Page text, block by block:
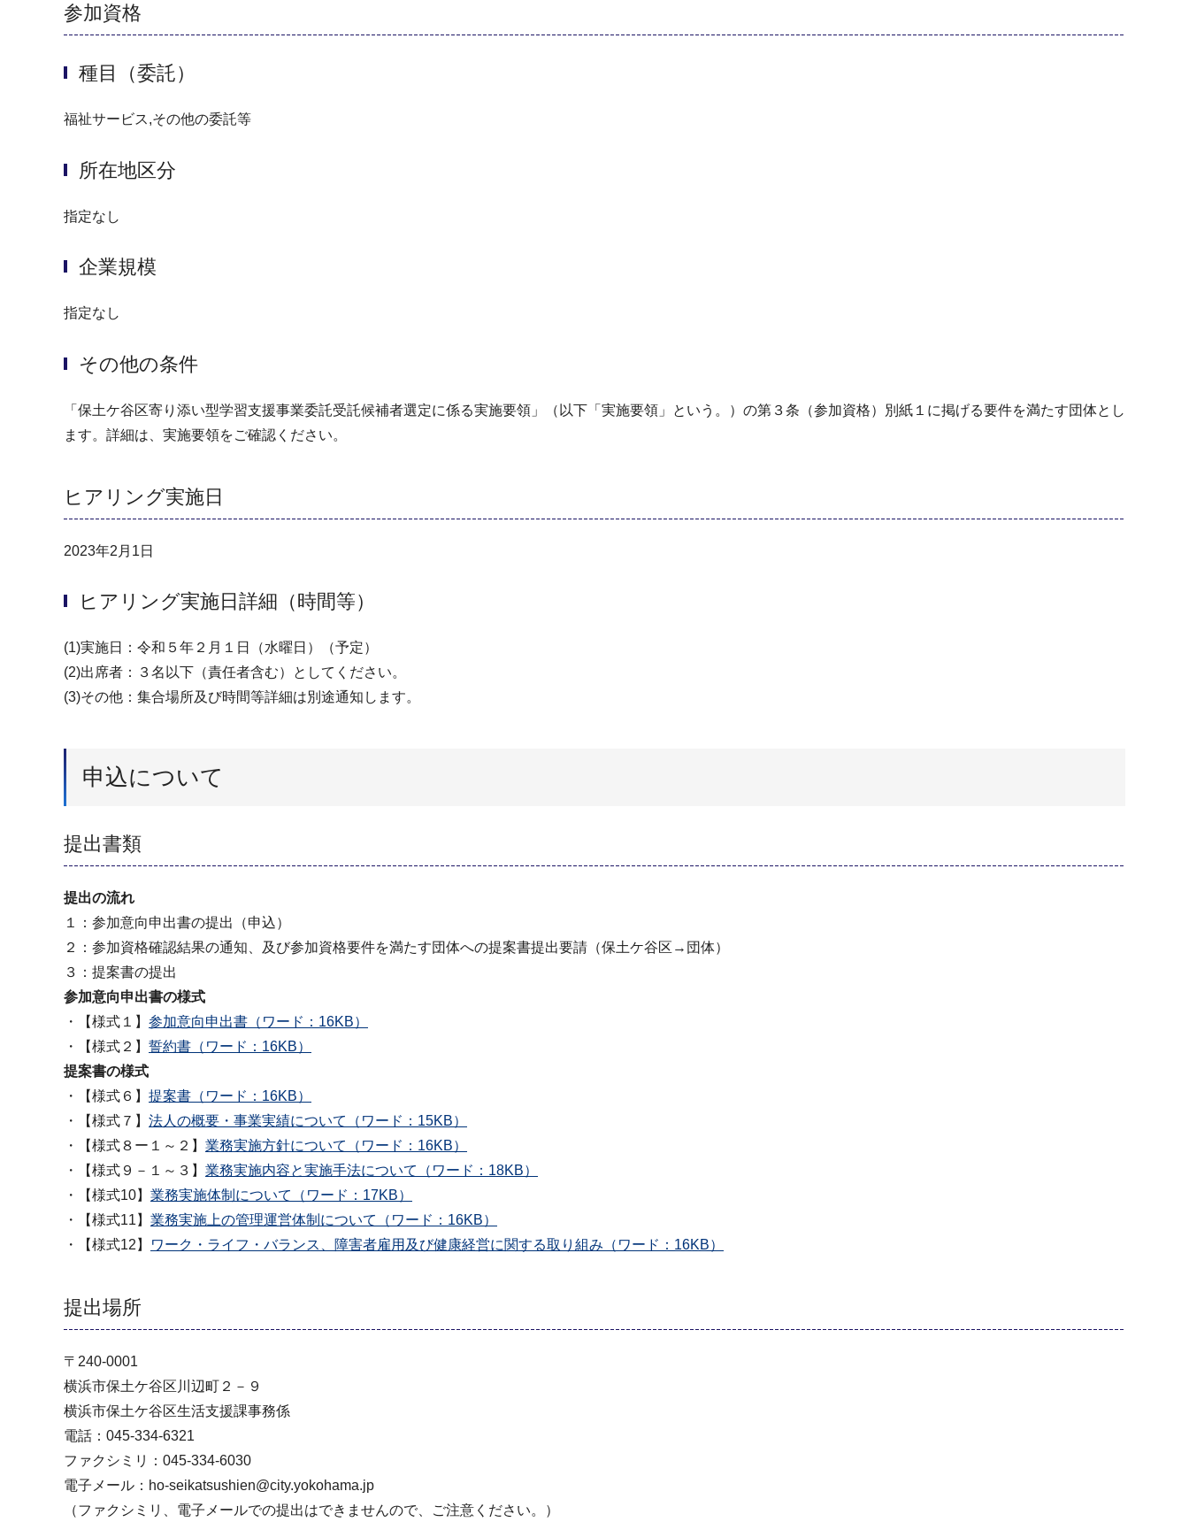
参加資格
種目（委託）
福祉サービス,その他の委託等
所在地区分
指定なし
企業規模
指定なし
その他の条件
「保土ケ谷区寄り添い型学習支援事業委託受託候補者選定に係る実施要領」（以下「実施要領」という。）の第３条（参加資格）別紙１に掲げる要件を満たす団体とし
ます。詳細は、実施要領をご確認ください。
ヒアリング実施日
2023年2月1日
ヒアリング実施日詳細（時間等）
(1)実施日：令和５年２月１日（水曜日）（予定）
(2)出席者：３名以下（責任者含む）としてください。
(3)その他：集合場所及び時間等詳細は別途通知します。
申込について
提出書類
提出の流れ
１：参加意向申出書の提出（申込）
２：参加資格確認結果の通知、及び参加資格要件を満たす団体への提案書提出要請（保土ケ谷区→団体）
３：提案書の提出
参加意向申出書の様式
・【様式１】 参加意向申出書（ワード：16KB）
・【様式２】 誓約書（ワード：16KB）
提案書の様式
・【様式６】 提案書（ワード：16KB）
・【様式７】 法人の概要・事業実績について（ワード：15KB）
・【様式８ー１～２】 業務実施方針について（ワード：16KB）
・【様式９－１～３】 業務実施内容と実施手法について（ワード：18KB）
・【様式10】 業務実施体制について（ワード：17KB）
・【様式11】 業務実施上の管理運営体制について（ワード：16KB）
・【様式12】
ワーク・ライフ・バランス、障害者雇用及び健康経営に関する取り組み（ワード：16KB）
提出場所
〒240-0001
横浜市保土ケ谷区川辺町２－９
横浜市保土ケ谷区生活支援課事務係
電話：045-334-6321
ファクシミリ：045-334-6030
電子メール：ho-seikatsushien@city.yokohama.jp
（ファクシミリ、電子メールでの提出はできませんので、ご注意ください。）